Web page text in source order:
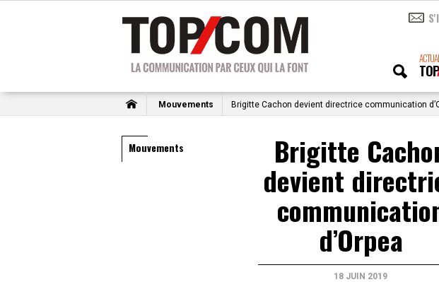
TOP
Mouvements Brigitte Cachon devient directrice communication
Mouvements Brigitte
devient
d’Orpea
18 JUIN 2019